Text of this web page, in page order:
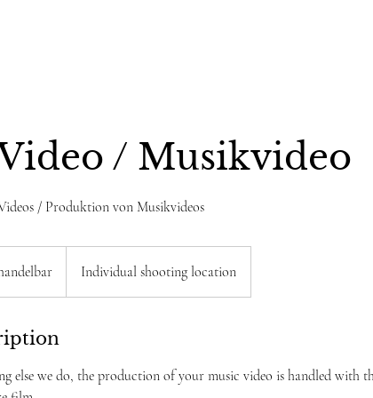
/ Musikvideo
/ Produktion von Musikvideos
Individual shooting location
else we do, the production of your music video is handled with